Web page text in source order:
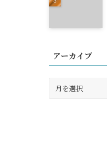
アーカイブ